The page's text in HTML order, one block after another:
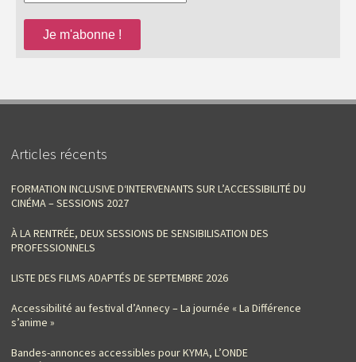
Articles récents
FORMATION INCLUSIVE D‘INTERVENANTS SUR L’ACCESSIBILITÉ DU
CINÉMA – SESSIONS 2027
À LA RENTRÉE, DEUX SESSIONS DE SENSIBILISATION DES
PROFESSIONNELS
LISTE DES FILMS ADAPTÉS DE SEPTEMBRE 2026
Accessibilité au festival d’Annecy – La journée « La Différence
s’anime »
Bandes-annonces accessibles pour KYMA, L’ONDE